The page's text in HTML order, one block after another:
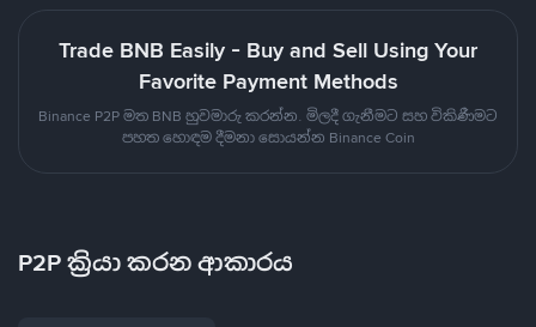
Trade BNB Easily - Buy and Sell Using Your
Favorite Payment Methods
Binance P2P මත BNB හුවමාරු කරන්න. මිලදී ගැනීමට සහ විකිණීමට
පහත හොඳම දීමනා සොයන්න Binance Coin
P2P ක්‍රියා කරන ආකාරය